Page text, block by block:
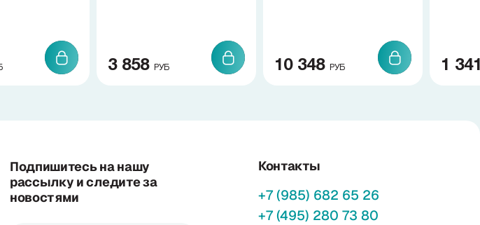
3 858 РУБ 10 348 РУБ 1
Подпишитесь на нашу
рассылку и следите за
новостями
Контакты
+7 (985) 682 65 26
+7 (495) 280 73 80